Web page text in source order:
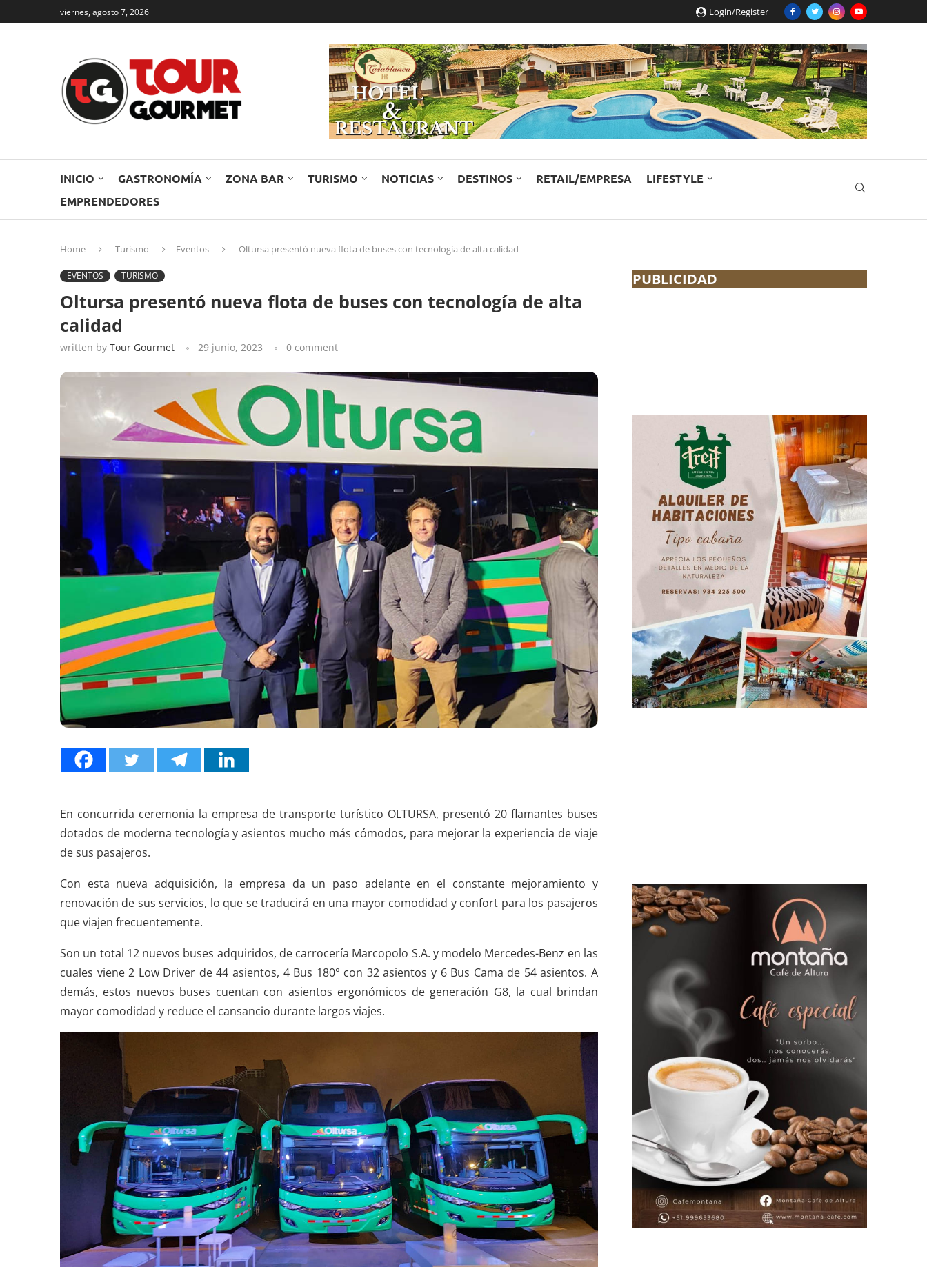
viernes, agosto 7, 2026 Login/Register
INICIO GASTRONOMÍA ZONA BAR TURISMO NOTICIAS DESTINOS RETAIL/EMPRESA
LIFESTYLE
EMPRENDEDORES
Home Turismo Eventos Oltursa presentó nueva flota de buses con tecnología de alta calidad
EVENTOS TURISMO
Oltursa presentó nueva flota de buses con tecnología de alta
calidad
written by Tour Gourmet 29 junio, 2023 0 comment
En concurrida ceremonia la empresa de transporte turístico OLTURSA, presentó 20 flamantes buses
dotados de moderna tecnología y asientos mucho más cómodos, para mejorar la experiencia de viaje
de sus pasajeros.
Con esta nueva adquisición, la empresa da un paso adelante en el constante mejoramiento y
renovación de sus servicios, lo que se traducirá en una mayor comodidad y confort para los pasajeros
que viajen frecuentemente.
Son un total 12 nuevos buses adquiridos, de carrocería Marcopolo S.A. y modelo Mercedes-Benz en las
cuales viene 2 Low Driver de 44 asientos, 4 Bus 180° con 32 asientos y 6 Bus Cama de 54 asientos. A
demás, estos nuevos buses cuentan con asientos ergonómicos de generación G8, la cual brindan
mayor comodidad y reduce el cansancio durante largos viajes.
PUBLICIDAD